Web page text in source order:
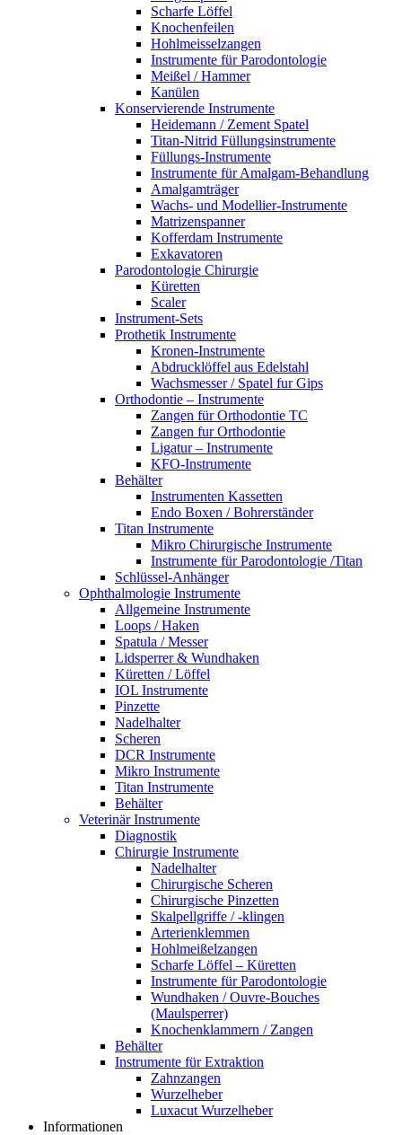
Scharfe Löffel
Knochenfeilen
Hohlmeisselzangen
Instrumente für Parodontologie
Meißel / Hammer
Kanülen
Konservierende Instrumente
Heidemann / Zement Spatel
Titan-Nitrid Füllungsinstrumente
Füllungs-Instrumente
Instrumente für Amalgam-Behandlung
Amalgamträger
Wachs- und Modellier-Instrumente
Matrizenspanner
Kofferdam Instrumente
Exkavatoren
Parodontologie Chirurgie
Küretten
Scaler
Instrument-Sets
Prothetik Instrumente
Kronen-Instrumente
Abdrucklöffel aus Edelstahl
Wachsmesser / Spatel fur Gips
Orthodontie – Instrumente
Zangen für Orthodontie TC
Zangen fur Orthodontie
Ligatur – Instrumente
KFO-Instrumente
Behälter
Instrumenten Kassetten
Endo Boxen / Bohrerständer
Titan Instrumente
Mikro Chirurgische Instrumente
Instrumente für Parodontologie /Titan
Schlüssel-Anhänger
Ophthalmologie Instrumente
Allgemeine Instrumente
Loops / Haken
Spatula / Messer
Lidsperrer & Wundhaken
Küretten / Löffel
IOL Instrumente
Pinzette
Nadelhalter
Scheren
DCR Instrumente
Mikro Instrumente
Titan Instrumente
Behälter
Veterinär Instrumente
Diagnostik
Chirurgie Instrumente
Nadelhalter
Chirurgische Scheren
Chirurgische Pinzetten
Skalpellgriffe / -klingen
Arterienklemmen
Hohlmeißelzangen
Scharfe Löffel – Küretten
Instrumente für Parodontologie
Wundhaken / Ouvre-Bouches
(Maulsperrer)
Knochenklammern / Zangen
Behälter
Instrumente für Extraktion
Zahnzangen
Wurzelheber
Luxacut Wurzelheber
Informationen